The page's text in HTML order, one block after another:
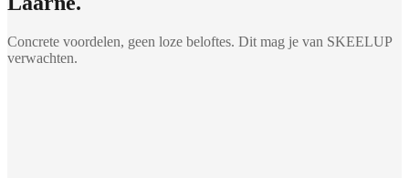
Concrete voordelen, geen loze beloftes. Dit mag je van SKEELUP
verwachten.